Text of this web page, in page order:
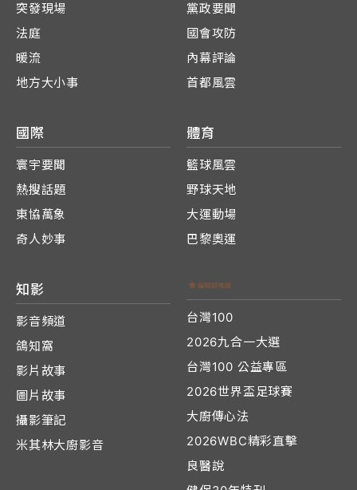
突發現場
法庭
暖流
地方大小事
黨政要聞
國會攻防
內幕評論
首都風雲
國際
寰宇要聞
熱搜話題
東協萬象
奇人妙事
體育
籃球風雲
野球天地
大運動場
巴黎奧運
知影
影音頻道
鴿知窩
影片故事
圖片故事
攝影筆記
米其林大廚影音
台灣100
2026九合一大選
台灣100 公益專區
2026世界盃足球賽
大廚傳心法
2026WBC精彩直擊
良醫說